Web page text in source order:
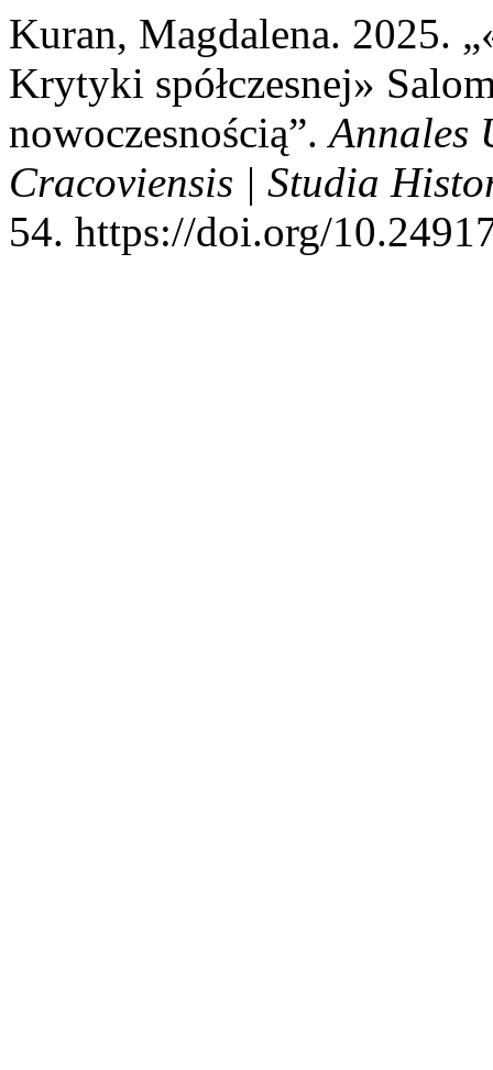
Kuran, Magdalena. 2025.
Krytyki spółczesnej»
nowoczesnością”.Annales
Cracoviensis | Studia
54. https://doi.org/